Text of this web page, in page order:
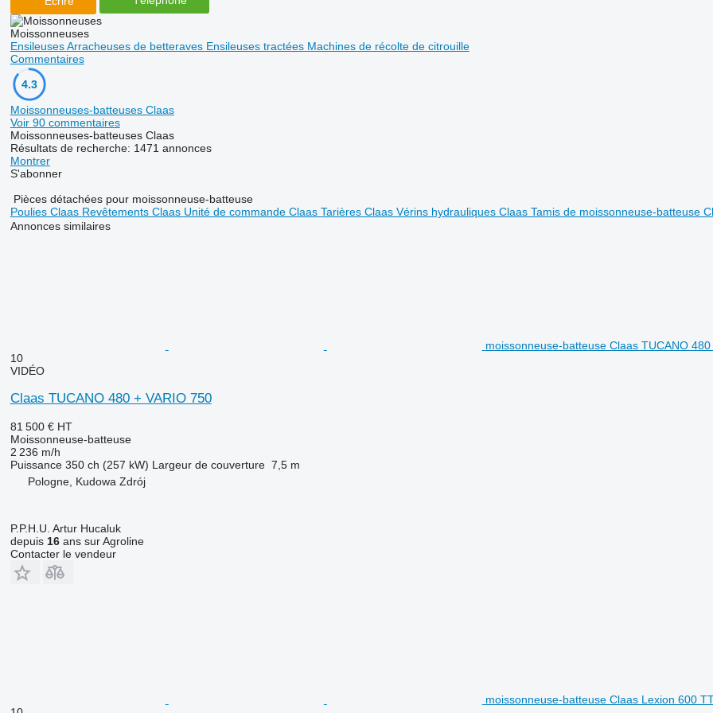
Moissonneuses
EnsileusesArracheuses de betteraves Ensileuses tractées Machines de récolte de citrouille
Commentaires
4.3
Moissonneuses-batteuses Claas
Voir 90 commentaires
Moissonneuses-batteuses Claas
Résultats de recherche: 1471 annonces
Montrer
S'abonner
Pièces détachées pour moissonneuse-batteuse
Poulies Claas Revêtements Claas Unité de commande Claas Tarières Claas Vérins hydrauliques Claas Tamis de moissonneuse-batteuse
Annonces similaires
moissonneuse-batteuse Claas TUCANO 480
10
VIDÉO
Claas TUCANO 480 + VARIO 750
81 500 € HT
Moissonneuse-batteuse
2 236 m/h
Puissance 350 ch (257 kW) Largeur de couverture 7,5 m
Pologne, Kudowa Zdrój
P.P.H.U. Artur Hucaluk
depuis 16ans sur Agroline
Contacter le vendeur
moissonneuse-batteuse Claas Lexion 600